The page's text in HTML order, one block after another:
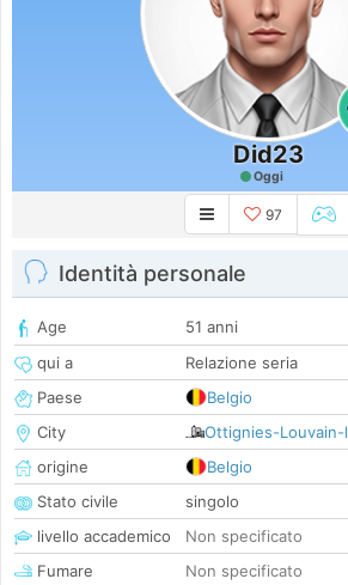
Did23
Oggi
97
Identità personale
Age
51 anni
qui a
Relazione seria
Paese
Belgio
City
Ottignies-Louvain-
origine
Belgio
Stato civile
singolo
livello accademico
Non specificato
Fumare
Non specificato